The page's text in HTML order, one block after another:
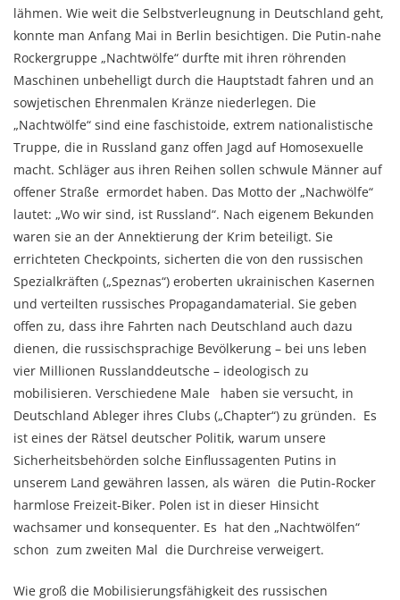
lähmen. Wie weit die Selbstverleugnung in Deutschland geht,
konnte man Anfang Mai in Berlin besichtigen. Die Putin-nahe
Rockergruppe „Nachtwölfe“ durfte mit ihren röhrenden
Maschinen unbehelligt durch die Hauptstadt fahren und an
sowjetischen Ehrenmalen Kränze niederlegen. Die
„Nachtwölfe“ sind eine faschistoide, extrem nationalistische
Truppe, die in Russland ganz offen Jagd auf Homosexuelle
macht. Schläger aus ihren Reihen sollen schwule Männer auf
offener Straße ermordet haben. Das Motto der „Nachwölfe“
lautet: „Wo wir sind, ist Russland“. Nach eigenem Bekunden
waren sie an der Annektierung der Krim beteiligt. Sie
errichteten Checkpoints, sicherten die von den russischen
Spezialkräften („Speznas“) eroberten ukrainischen Kasernen
und verteilten russisches Propagandamaterial. Sie geben
offen zu, dass ihre Fahrten nach Deutschland auch dazu
dienen, die russischsprachige Bevölkerung – bei uns leben
vier Millionen Russlanddeutsche – ideologisch zu
mobilisieren. Verschiedene Male haben sie versucht, in
Deutschland Ableger ihres Clubs („Chapter“) zu gründen. Es
ist eines der Rätsel deutscher Politik, warum unsere
Sicherheitsbehörden solche Einflussagenten Putins in
unserem Land gewähren lassen, als wären die Putin-Rocker
harmlose Freizeit-Biker. Polen ist in dieser Hinsicht
wachsamer und konsequenter. Es hat den „Nachtwölfen“
schon zum zweiten Mal die Durchreise verweigert.
Wie groß die Mobilisierungsfähigkeit des russischen